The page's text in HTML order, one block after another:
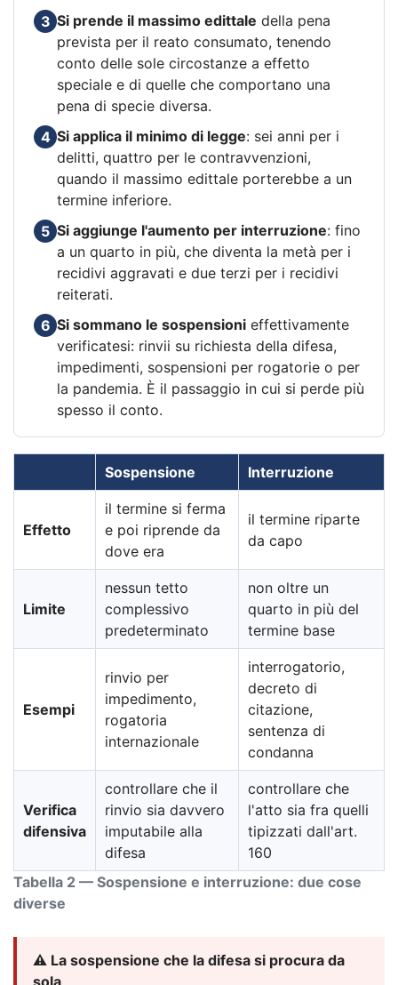
3 Si prende il massimo edittale della pena
prevista per il reato consumato, tenendo
conto delle sole circostanze a effetto
speciale e di quelle che comportano una
pena di specie diversa.
4 Si applica il minimo di legge: sei anni per i
delitti, quattro per le contravvenzioni,
quando il massimo edittale porterebbe a un
termine inferiore.
5 Si aggiunge l'aumento per interruzione: fino
a un quarto in più, che diventa la metà per i
recidivi aggravati e due terzi per i recidivi
reiterati.
6 Si sommano le sospensioni effettivamente
verificatesi: rinvii su richiesta della difesa,
impedimenti, sospensioni per rogatorie o per
la pandemia. È il passaggio in cui si perde più
spesso il conto.
Tabella 2 — Sospensione e interruzione: due cose
diverse
Sospensione Interruzione
Effetto
il termine si ferma
e poi riprende da
dove era
il termine riparte
da capo
Limite
nessun tetto
complessivo
predeterminato
non oltre un
quarto in più del
termine base
Esempi
rinvio per
impedimento,
rogatoria
internazionale
interrogatorio,
decreto di
citazione,
sentenza di
condanna
Verifica
difensiva
controllare che il
rinvio sia davvero
imputabile alla
difesa
controllare che
l'atto sia fra quelli
tipizzati dall'art.
160
⚠️ La sospensione che la difesa si procura da
sola